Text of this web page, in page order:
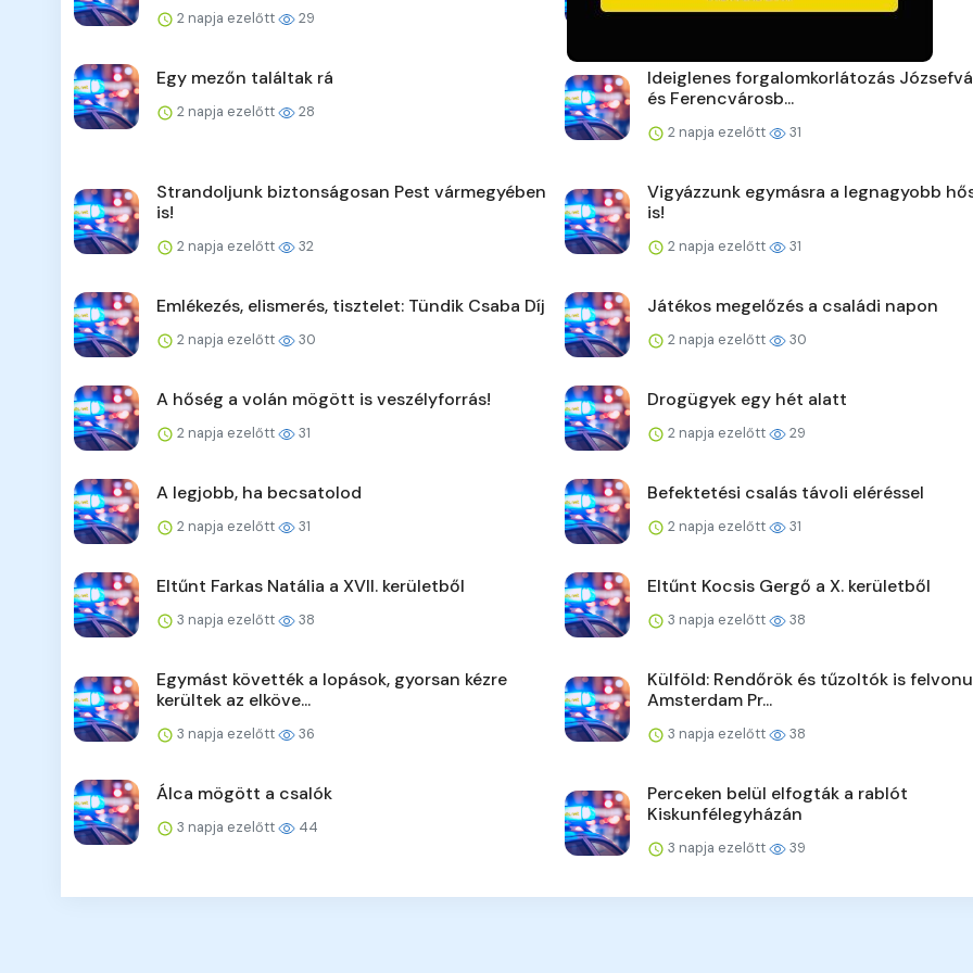
2 napja ezelőtt 29 2 napja ezelőtt 40
Egy mezőn találtak rá
2 napja ezelőtt 28
Ideiglenes forgalomkorlátozás
és Ferencvárosb...
2 napja ezelőtt 31
Strandoljunk biztonságosan Pest vármegyében
is!
2 napja ezelőtt 32
Vigyázzunk egymásra a legnagyobb
is!
2 napja ezelőtt 31
Emlékezés, elismerés, tisztelet: Tündik Csaba Díj
2 napja ezelőtt 30
Játékos megelőzés a családi napon
2 napja ezelőtt 30
A hőség a volán mögött is veszélyforrás!
2 napja ezelőtt 31
Drogügyek egy hét alatt
2 napja ezelőtt 29
A legjobb, ha becsatolod
2 napja ezelőtt 31
Befektetési csalás távoli eléréssel
2 napja ezelőtt 31
Eltűnt Farkas Natália a XVII. kerületből
3 napja ezelőtt 38
Eltűnt Kocsis Gergő a X. kerületből
3 napja ezelőtt 38
Egymást követték a lopások, gyorsan kézre
kerültek az elköve...
3 napja ezelőtt 36
Külföld: Rendőrök és tűzoltók is
Amsterdam Pr...
3 napja ezelőtt 38
Álca mögött a csalók
3 napja ezelőtt 44
Perceken belül elfogták a rablót
Kiskunfélegyházán
3 napja ezelőtt 39